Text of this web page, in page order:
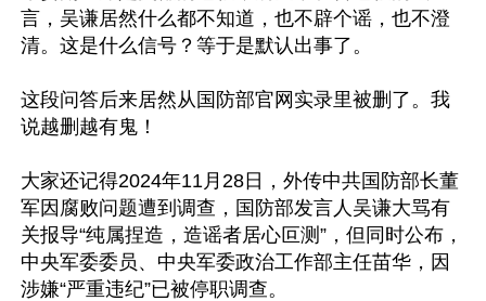
言，吴谦居然什么都不知道，也不辟个谣，也不澄
清。这是什么信号？等于是默认出事了。
这段问答后来居然从国防部官网实录里被删了。我
说越删越有鬼！
大家还记得2024年11月28日，外传中共国防部长董
军因腐败问题遭到调查，国防部发言人吴谦大骂有
关报导“纯属捏造，造谣者居心叵测”，但同时公布，
中央军委委员、中央军委政治工作部主任苗华，因
涉嫌“严重违纪”已被停职调查。